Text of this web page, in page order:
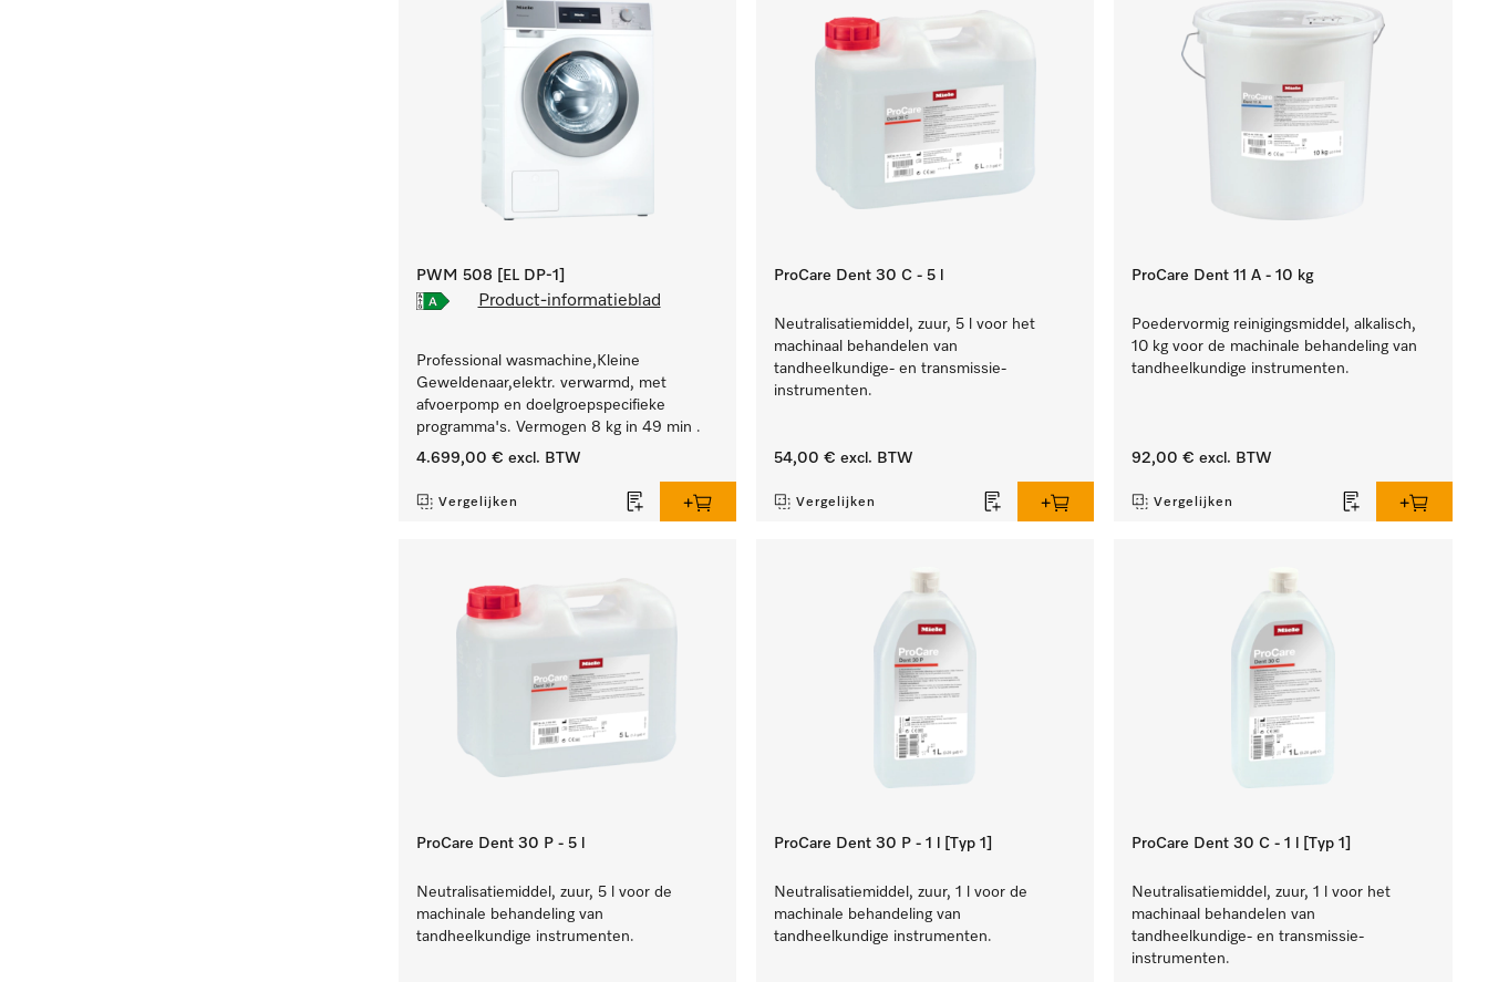
PWM 508 [EL DP-1]
Product-informatieblad
Professional wasmachine,Kleine
Geweldenaar,elektr. verwarmd, met
afvoerpomp en doelgroepspecifieke
programma's. Vermogen 8 kg in 49 min .
4.699,00 € excl. BTW
Vergelijken
ProCare Dent 30 C - 5 l
Neutralisatiemiddel, zuur, 5 l voor het
machinaal behandelen van
tandheelkundige- en transmissie-
instrumenten.
54,00 € excl. BTW
Vergelijken
ProCare Dent 11 A - 10 kg
Poedervormig reinigingsmiddel, alkalisch,
10 kg voor de machinale behandeling van
tandheelkundige instrumenten.
92,00 € excl. BTW
Vergelijken
ProCare Dent 30 P - 5 l
Neutralisatiemiddel, zuur, 5 l voor de
machinale behandeling van
tandheelkundige instrumenten.
ProCare Dent 30 P - 1 l [Typ 1]
Neutralisatiemiddel, zuur, 1 l voor de
machinale behandeling van
tandheelkundige instrumenten.
ProCare Dent 30 C - 1 l [Typ 1]
Neutralisatiemiddel, zuur, 1 l voor het
machinaal behandelen van
tandheelkundige- en transmissie-
instrumenten.